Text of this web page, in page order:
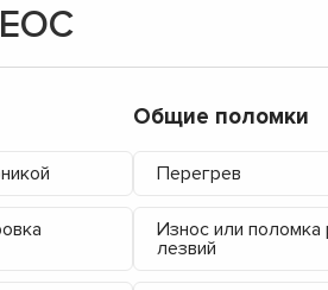
Общие поломки
Перегрев
Износ или
лезвий